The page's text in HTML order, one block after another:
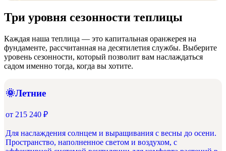
Три уровня сезонности теплицы
Каждая наша теплица — это капитальная оранжерея на
фундаменте, рассчитанная на десятилетия службы. Выберите
уровень сезонности, который позволит вам наслаждаться
садом именно тогда, когда вы хотите.
🌞Летние
от 215 240 ₽
Для наслаждения солнцем и выращивания с весны до осени.
Пространство, наполненное светом и воздухом, с